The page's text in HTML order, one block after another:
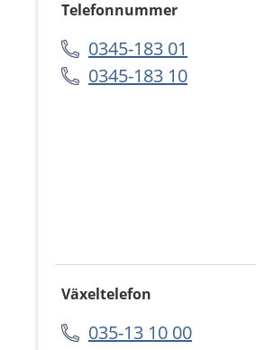
Telefonnummer
0345-183 01
0345-183 10
Växeltelefon
035-13 10 00